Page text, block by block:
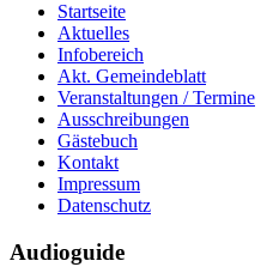
Startseite
Aktuelles
Infobereich
Akt. Gemeindeblatt
Veranstaltungen / Termine
Ausschreibungen
Gästebuch
Kontakt
Impressum
Datenschutz
Audioguide